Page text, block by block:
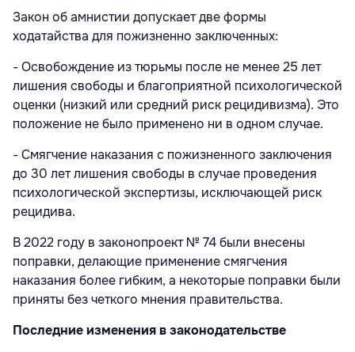
Закон об амнистии допускает две формы
ходатайства для пожизненно заключенных:
- Освобождение из тюрьмы после не менее 25 лет
лишения свободы и благоприятной психологической
оценки (низкий или средний риск рецидивизма). Это
положение не было применено ни в одном случае.
- Смягчение наказания с пожизненного заключения
до 30 лет лишения свободы в случае проведения
психологической экспертизы, исключающей риск
рецидива.
В 2022 году в законопроект № 74 были внесены
поправки, делающие применение смягчения
наказания более гибким, а некоторые поправки были
приняты без четкого мнения правительства.
Последние изменения в законодательстве